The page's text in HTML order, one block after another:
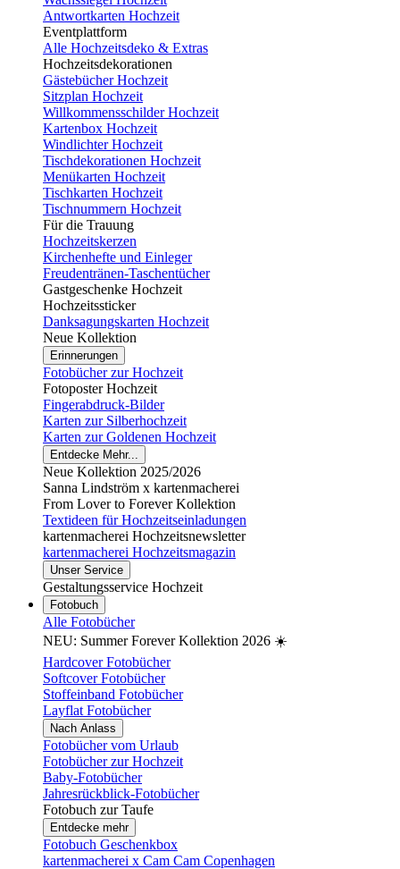
Antwortkarten Hochzeit
Eventplattform
Alle Hochzeitsdeko & Extras
Hochzeitsdekorationen
Gästebücher Hochzeit
Sitzplan Hochzeit
Willkommensschilder Hochzeit
Kartenbox Hochzeit
Windlichter Hochzeit
Tischdekorationen Hochzeit
Menükarten Hochzeit
Tischkarten Hochzeit
Tischnummern Hochzeit
Für die Trauung
Hochzeitskerzen
Kirchenhefte und Einleger
Freudentränen-Taschentücher
Gastgeschenke Hochzeit
Hochzeitssticker
Danksagungskarten Hochzeit
Neue Kollektion
Erinnerungen
Fotobücher zur Hochzeit
Fotoposter Hochzeit
Fingerabdruck-Bilder
Karten zur Silberhochzeit
Karten zur Goldenen Hochzeit
Entdecke Mehr...
Neue Kollektion 2025/2026
Sanna Lindström x kartenmacherei
From Lover to Forever Kollektion
Textideen für Hochzeitseinladungen
kartenmacherei Hochzeitsnewsletter
kartenmacherei Hochzeitsmagazin
Unser Service
Gestaltungsservice Hochzeit
Fotobuch
Alle Fotobücher
NEU: Summer Forever Kollektion 2026 ☀️
Hardcover Fotobücher
Softcover Fotobücher
Stoffeinband Fotobücher
Layflat Fotobücher
Nach Anlass
Fotobücher vom Urlaub
Fotobücher zur Hochzeit
Baby-Fotobücher
Jahresrückblick-Fotobücher
Fotobuch zur Taufe
Entdecke mehr
Fotobuch Geschenkbox
kartenmacherei x Cam Cam Copenhagen